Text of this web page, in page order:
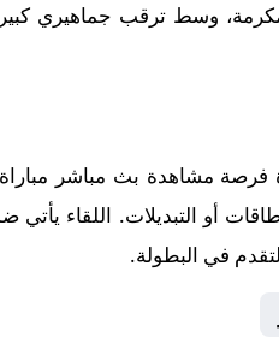
مشاهدة بث مباشر مباراة
أو التبديلات. اللقاء
في البطولة.